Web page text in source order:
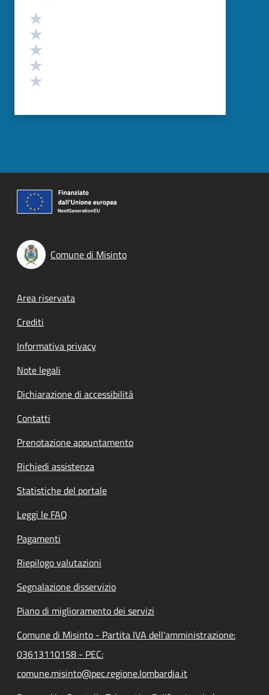
Valutazione
Comune di Misinto
Footer menu
Area riservata
Crediti
Informativa privacy
Note legali
Dichiarazione di accessibilità
Contatti
Prenotazione appuntamento
Richiedi assistenza
Statistiche del portale
Leggi le FAQ
Pagamenti
Riepilogo valutazioni
Segnalazione disservizio
Piano di miglioramento dei servizi
Comune di Misinto - Partita IVA dell'amministrazione:
03613110158 - PEC:
comune.misinto@pec.regione.lombardia.it